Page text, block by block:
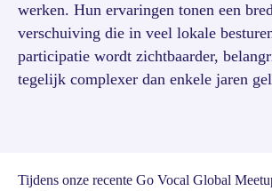
werken. Hun ervaringen tonen een
verschuiving die in veel lokale
participatie wordt zichtbaarder,
tegelijk complexer dan enkele jaren
Tijdens onze recente Go Vocal Global